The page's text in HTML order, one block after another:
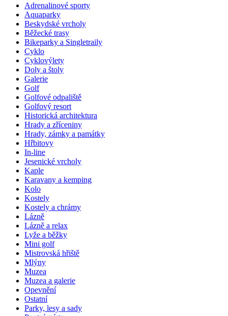
Adrenalinové sporty
Aquaparky
Beskydské vrcholy
Běžecké trasy
Bikeparky a Singletraily
Cyklo
Cyklovýlety
Doly a štoly
Galerie
Golf
Golfové odpaliště
Golfový resort
Historická architektura
Hrady a zříceniny
Hrady, zámky a památky
Hřbitovy
In-line
Jesenické vrcholy
Kaple
Karavany a kemping
Kolo
Kostely
Kostely a chrámy
Lázně
Lázně a relax
Lyže a běžky
Mini golf
Mistrovská hřiště
Mlýny
Muzea
Muzea a galerie
Opevnění
Ostatní
Parky, lesy a sady